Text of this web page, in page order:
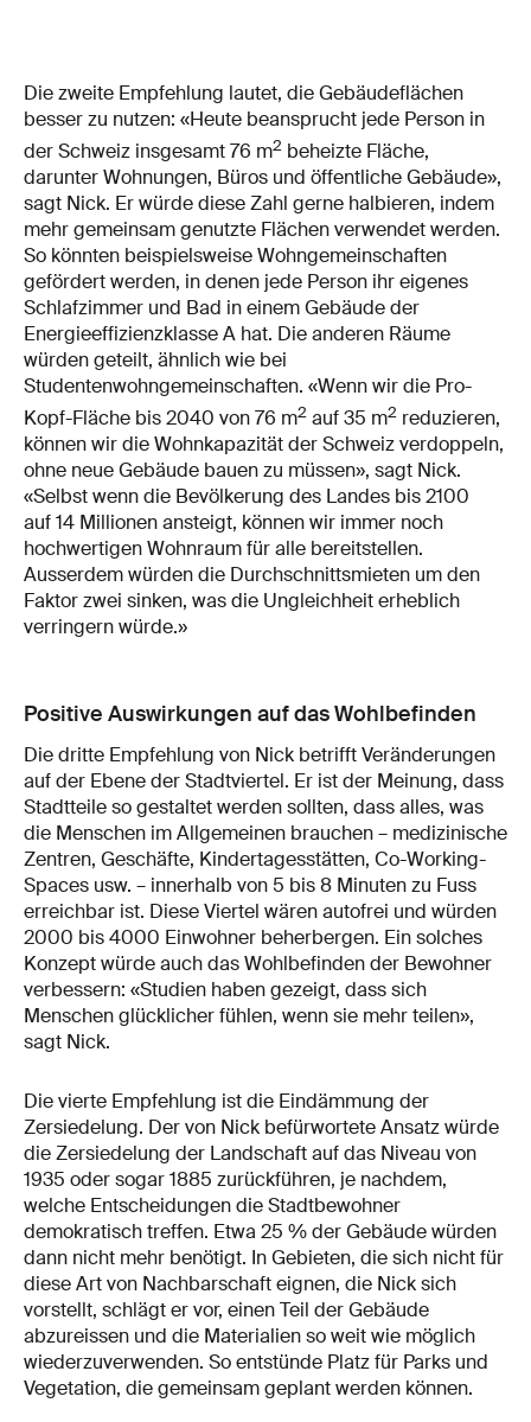
Die zweite Empfehlung lautet, die Gebäudeflächen
besser zu nutzen: «Heute beansprucht jede Person in
der Schweiz insgesamt 76 m2 beheizte Fläche,
darunter Wohnungen, Büros und öffentliche Gebäude»,
sagt Nick. Er würde diese Zahl gerne halbieren, indem
mehr gemeinsam genutzte Flächen verwendet werden.
So könnten beispielsweise Wohngemeinschaften
gefördert werden, in denen jede Person ihr eigenes
Schlafzimmer und Bad in einem Gebäude der
Energieeffizienzklasse A hat. Die anderen Räume
würden geteilt, ähnlich wie bei
Studentenwohngemeinschaften. «Wenn wir die Pro-
Kopf-Fläche bis 2040 von 76 m2 auf 35 m2 reduzieren,
können wir die Wohnkapazität der Schweiz verdoppeln,
ohne neue Gebäude bauen zu müssen», sagt Nick.
«Selbst wenn die Bevölkerung des Landes bis 2100
auf 14 Millionen ansteigt, können wir immer noch
hochwertigen Wohnraum für alle bereitstellen.
Ausserdem würden die Durchschnittsmieten um den
Faktor zwei sinken, was die Ungleichheit erheblich
verringern würde.»
Positive Auswirkungen auf das Wohlbefinden
Die dritte Empfehlung von Nick betrifft Veränderungen
auf der Ebene der Stadtviertel. Er ist der Meinung, dass
Stadtteile so gestaltet werden sollten, dass alles, was
die Menschen im Allgemeinen brauchen – medizinische
Zentren, Geschäfte, Kindertagesstätten, Co-Working-
Spaces usw. – innerhalb von 5 bis 8 Minuten zu Fuss
erreichbar ist. Diese Viertel wären autofrei und würden
2000 bis 4000 Einwohner beherbergen. Ein solches
Konzept würde auch das Wohlbefinden der Bewohner
verbessern: «Studien haben gezeigt, dass sich
Menschen glücklicher fühlen, wenn sie mehr teilen»,
sagt Nick.
Die vierte Empfehlung ist die Eindämmung der
Zersiedelung. Der von Nick befürwortete Ansatz würde
die Zersiedelung der Landschaft auf das Niveau von
1935 oder sogar 1885 zurückführen, je nachdem,
welche Entscheidungen die Stadtbewohner
demokratisch treffen. Etwa 25 % der Gebäude würden
dann nicht mehr benötigt. In Gebieten, die sich nicht für
diese Art von Nachbarschaft eignen, die Nick sich
vorstellt, schlägt er vor, einen Teil der Gebäude
abzureissen und die Materialien so weit wie möglich
wiederzuverwenden. So entstünde Platz für Parks und
Vegetation, die gemeinsam geplant werden können.